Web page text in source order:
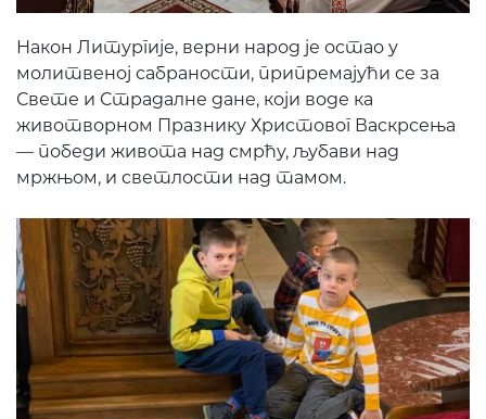
Након Литургије, верни народ је остао у
молитвеној сабраности, припремајући се за
Свете и Страдалне дане, који воде ка
животворном Празнику Христовог Васкрсења
— победи живота над смрћу, љубави над
мржњом, и светлости над тамом.